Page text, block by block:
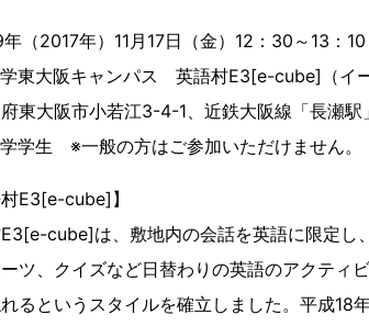
（2017年）11月17日（金）12：30～13：10
東大阪キャンパス 英語村E3[e-cube]（イー
市小若江3-4-1、近鉄大阪線「長瀬駅」
学生 ※一般の方はご参加いただけません。
E3[e-cube]】
cube]は、敷地内の会話を英語に限定し
ツ、クイズなど日替わりの英語のアクティ
るというスタイルを確立しました。平成18